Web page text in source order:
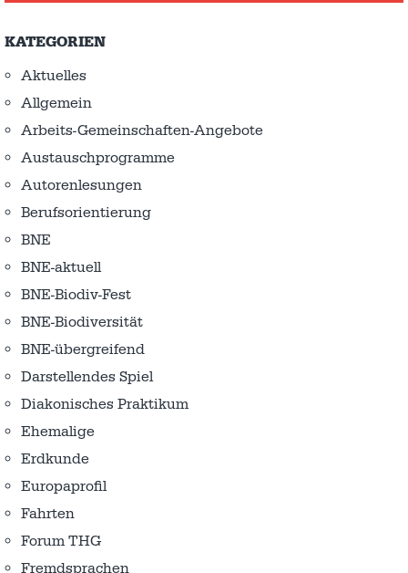
KATEGORIEN
Aktuelles
Allgemein
Arbeits-Gemeinschaften-Angebote
Austausch­programme
Autorenlesungen
Berufsorientierung
BNE
BNE-aktuell
BNE-Biodiv-Fest
BNE-Biodiversität
BNE-übergreifend
Darstellendes Spiel
Diakonisches Praktikum
Ehemalige
Erdkunde
Europaprofil
Fahrten
Forum THG
Fremdsprachen